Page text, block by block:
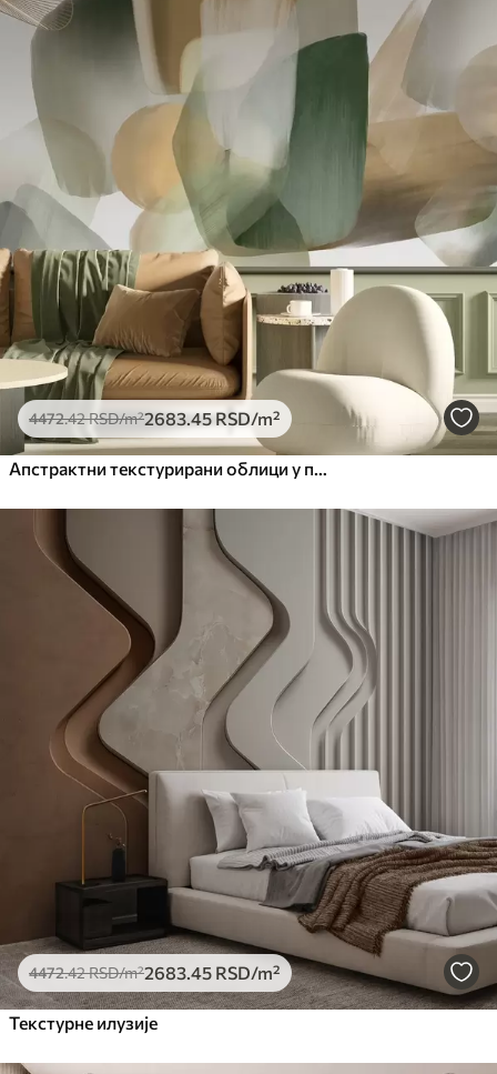
4472.42RSD/m²2683.45RSD/m²
4472.42RSD/m²2683 .45 RSD/m²
Текстурне илузије